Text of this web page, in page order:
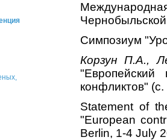
Симпозиум
Корзун П.А.,
конфликтов"
Statement of
"European
Berlin, 1-4 July